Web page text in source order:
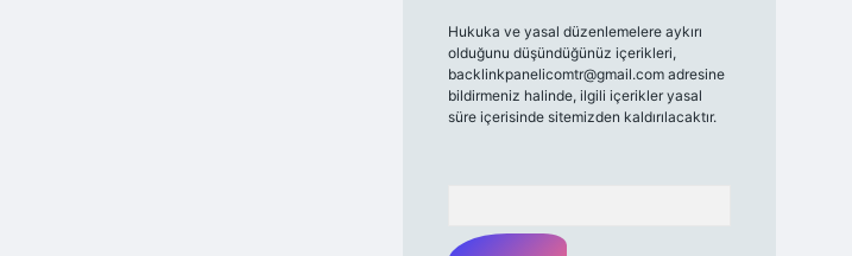
Hukuka ve yasal düzenlemelere aykırı
olduğunu düşündüğünüz içerikleri,
backlinkpanelicomtr@gmail.comadresine
bildirmeniz halinde, ilgili içerikler yasal
süre içerisinde sitemizden kaldırılacaktır.